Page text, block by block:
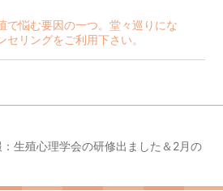
で悩む要因の一つ。堂々巡りにな
セリングをご利用下さい。
生殖心理学会の研修出ました＆2月の